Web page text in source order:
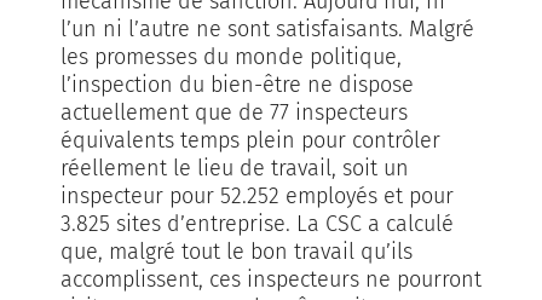
l’un ni l’autre ne sont satisfaisants. Malgré
les promesses du monde politique,
l’inspection du bien-être ne dispose
actuellement que de 77 inspecteurs
équivalents temps plein pour contrôler
réellement le lieu de travail, soit un
inspecteur pour 52.252 employés et pour
3.825 sites d’entreprise. La CSC a calculé
que, malgré tout le bon travail qu’ils
accomplissent, ces inspecteurs ne pourront